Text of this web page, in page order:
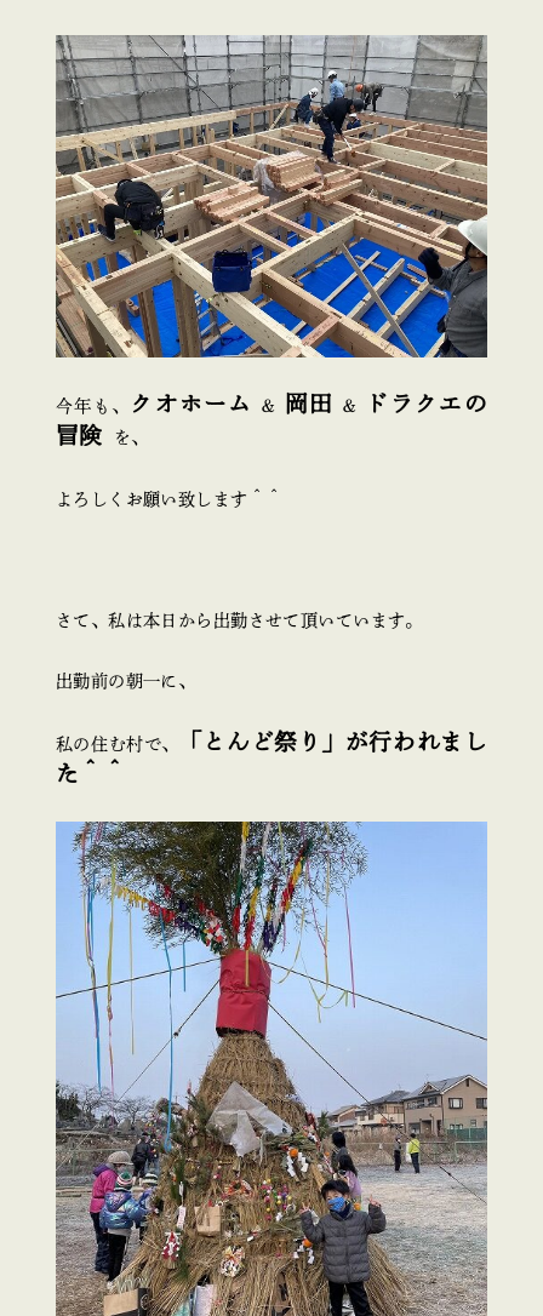
今年も、 クオホーム ＆ 岡田 ＆
ドラクエの
冒険 を、
よろしくお願い致します＾＾
さて、私は本日から出勤させて頂いています。
出勤前の朝一に、
私の住む村で、
「とんど祭り」が行われまし
た＾＾